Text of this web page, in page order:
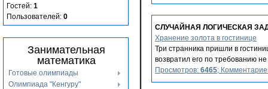
Гостей: 1
Пользователей: 0
Занимательная
математика
Готовые олимпиады
Олимпиада "Кенгуру"
СЛУЧАЙНАЯ ЛОГИЧЕСКАЯ
Хранение золота в гостинице
Три странника пришли в
возвратил его по требованию
Просмотров: 6465;